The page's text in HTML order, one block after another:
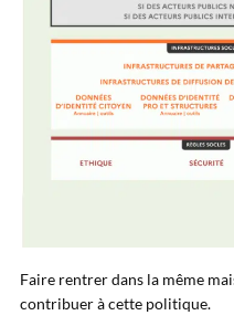
Faire rentrer dans la même
contribuer à cette politique.